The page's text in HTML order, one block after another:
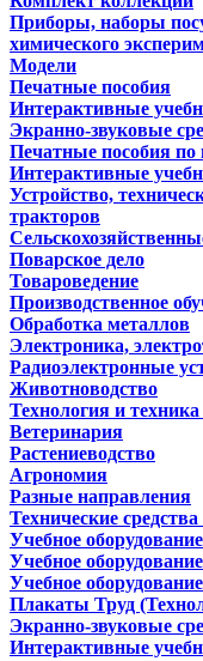
Приборы, наборы
химического
Модели
Печатные пособия
Интерактивные
Экранно-звуковые
Печатные пособия
Интерактивные
Устройство,
тракторов
Поварское дело
Товароведение
Производственное
Обработка металлов
Электроника,
Радиоэлектронные
Животноводство
Технология и
Ветеринария
Растениеводство
Агрономия
Разные направления
Технические
Учебное
Учебное
Учебное
Плакаты Труд
Экранно-звуковые
Интерактивные